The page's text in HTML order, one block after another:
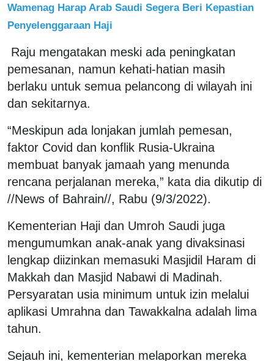
Wamenag Harap Arab Saudi Segera Beri Kepastian
Penyelenggaraan Haji
Raju mengatakan meski ada peningkatan
pemesanan, namun kehati-hatian masih
berlaku untuk semua pelancong di wilayah ini
dan sekitarnya.
“Meskipun ada lonjakan jumlah pemesan,
faktor Covid dan konflik Rusia-Ukraina
membuat banyak jamaah yang menunda
rencana perjalanan mereka,” kata dia dikutip di
//News of Bahrain//, Rabu (9/3/2022).
Kementerian Haji dan Umroh Saudi juga
mengumumkan anak-anak yang divaksinasi
lengkap diizinkan memasuki Masjidil Haram di
Makkah dan Masjid Nabawi di Madinah.
Persyaratan usia minimum untuk izin melalui
aplikasi Umrahna dan Tawakkalna adalah lima
tahun.
Sejauh ini, kementerian melaporkan mereka